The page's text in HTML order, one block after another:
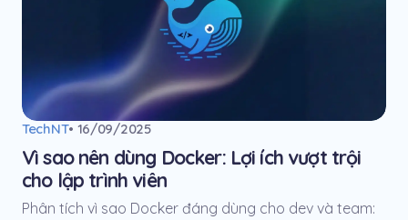
TechNT• 16/09/2025
Vì sao nên dùng Docker: Lợi ích vượt trội
cho lập trình viên
Phân tích vì sao Docker đáng dùng cho dev và team: